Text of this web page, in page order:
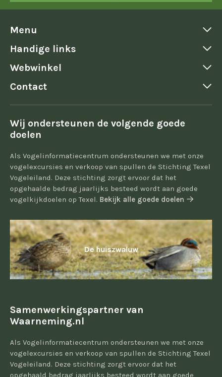
Menu
Handige links
Webwinkel
Contact
Wij ondersteunen de volgende goede
doelen
Als Vogelinformatiecentrum ondersteunen we met onze
vogelexcursies en verkoop van spullen de Stichting Texel
Vogeleiland. Deze stichting zorgt ervoor dat het
opgehaalde bedrag jaarlijks besteed wordt aan goede
vogelkijkdoelen op Texel. Bekijk alle goede doelen
De huiszwaluw
Samenwerkingspartner van
Waarneming.nl
Als Vogelinformatiecentrum ondersteunen we met onze
vogelexcursies en verkoop van spullen de Stichting Texel
Vogeleiland. Deze stichting zorgt ervoor dat het
opgehaald bedrag jaarlijks besteed wordt aan goede